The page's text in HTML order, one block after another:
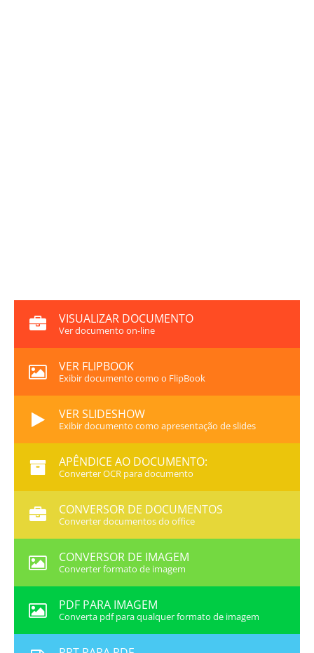
VISUALIZAR DOCUMENTO
Ver documento on-line
VER FLIPBOOK
Exibir documento como o FlipBook
VER SLIDESHOW
Exibir documento como apresentação de slides
APÊNDICE AO DOCUMENTO:
Converter OCR para documento
CONVERSOR DE DOCUMENTOS
Converter documentos do office
CONVERSOR DE IMAGEM
Converter formato de imagem
PDF PARA IMAGEM
Converta pdf para qualquer formato de imagem